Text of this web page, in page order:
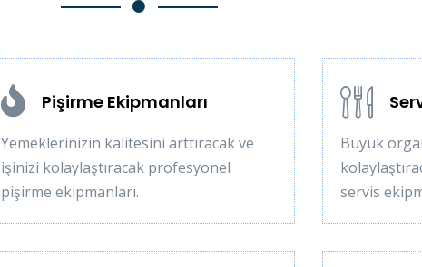
Pişirme Ekipmanları
Yemeklerinizin kalitesini arttıracak ve
işinizi kolaylaştıracak profesyonel
pişirme ekipmanları.
Büyük
servis